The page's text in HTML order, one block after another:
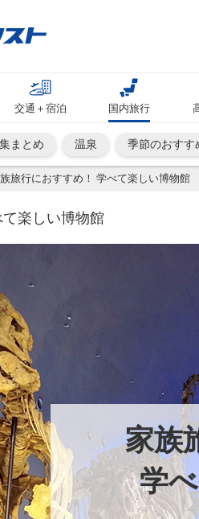
交通＋宿泊 国内旅行
まとめ 温泉 季節のおすす
旅行におすすめ！ 学べて楽しい博物館
楽しい博物館
家族
学